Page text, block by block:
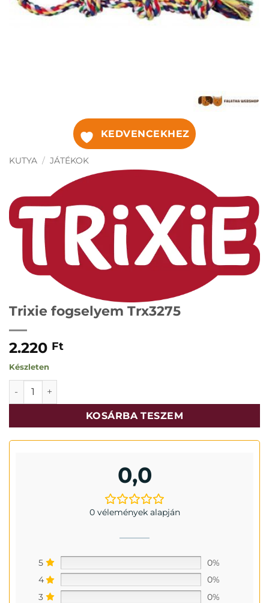
KEDVENCEKHEZ
KUTYA / JÁTÉKOK
Trixie fogselyem Trx3275
2.220 Ft
Készleten
Trixie fogselyem Trx3275 mennyiség
KOSÁRBA TESZEM
0,0
0 vélemények alapján
5
0%
4
0%
3
0%